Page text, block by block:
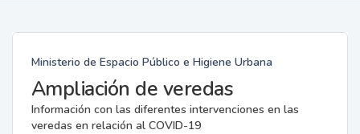
Ministerio de Espacio Público e Higiene Urbana
Ampliación de veredas
Información con las diferentes intervenciones en las
veredas en relación al COVID-19